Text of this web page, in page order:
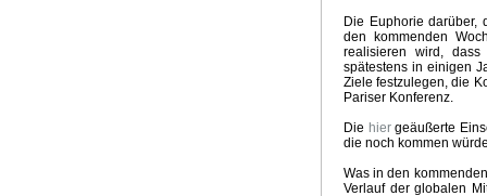
Die Euphorie darüber,
den kommenden
realisieren wird,
spätestens in einigen
Ziele festzulegen, die
Pariser Konferenz.
Die hier geäußerte
die noch kommen
Was in den
Verlauf der globalen